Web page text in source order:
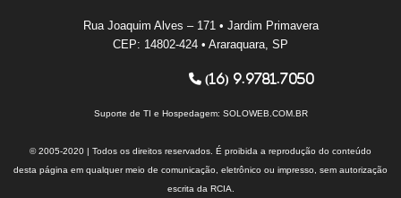
Rua Joaquim Alves – 171 • Jardim Primavera
CEP: 14802-424 • Araraquara, SP
(16) 9.9781.7050
Suporte de TI e Hospedagem: SOLOWEB.COM.BR
© 2005-2020 | Todos os direitos reservados. É proibida a reprodução do conteúdo
desta página em qualquer meio de comunicação, eletrônico ou impresso, sem autorização
escrita da RCIA.